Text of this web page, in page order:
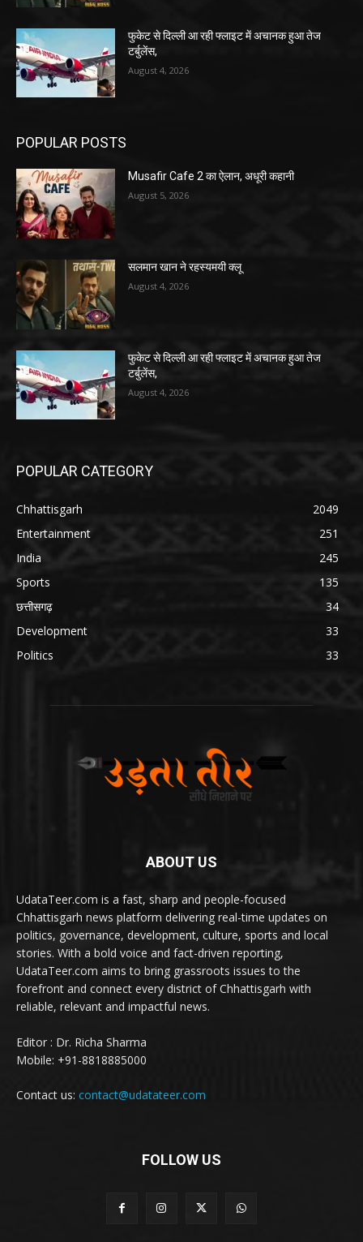
फुकेट से दिल्ली आ रही फ्लाइट में अचानक हुआ तेज
टर्बुलेंस,
August 4, 2026
POPULAR POSTS
Musafir Cafe 2 का ऐलान, अधूरी कहानी
August 5, 2026
सलमान खान ने रहस्यमयी क्लू
August 4, 2026
फुकेट से दिल्ली आ रही फ्लाइट में अचानक हुआ तेज
टर्बुलेंस,
August 4, 2026
POPULAR CATEGORY
Chhattisgarh
2049
Entertainment
251
India
245
Sports
135
छत्तीसगढ़
34
Development
33
Politics
33
ABOUT US
UdataTeer.com is a fast, sharp and people-focused
Chhattisgarh news platform delivering real-time updates on
politics, governance, development, culture, sports and local
stories. With a bold voice and fact-driven reporting,
UdataTeer.com aims to bring grassroots issues to the
forefront and connect every district of Chhattisgarh with
reliable, relevant and impactful news.
Editor : Dr. Richa Sharma
Mobile: +91-8818885000
Contact us: contact@udatateer.com
FOLLOW US